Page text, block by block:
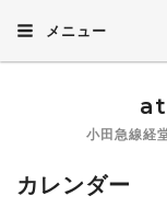
メニュー
小田急線経
カレンダー